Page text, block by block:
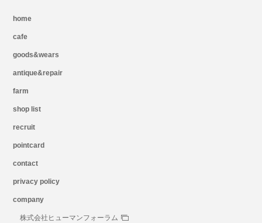
home
cafe
goods&wears
antique&repair
farm
shop list
recruit
pointcard
contact
privacy policy
company
株式会社ヒューマンフォーラム